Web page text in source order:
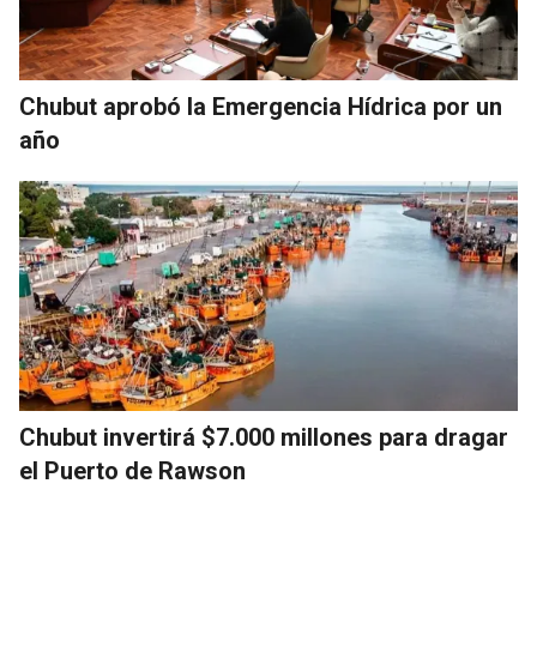
Chubut aprobó la Emergencia Hídrica por un
año
Chubut invertirá $7.000 millones para dragar
el Puerto de Rawson